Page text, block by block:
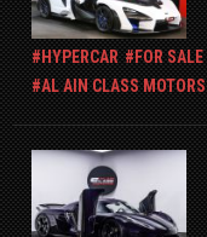
HYPERCAR FOR SALE
AL AIN CLASS MOTORS